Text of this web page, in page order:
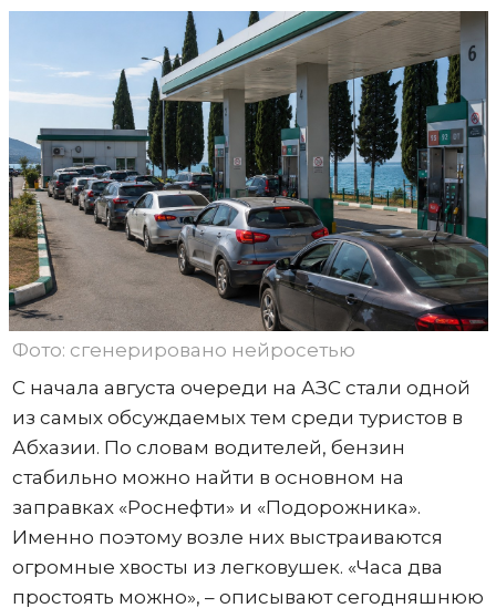
Фото: сгенерировано нейросетью
С начала августа очереди на АЗС стали одной
из самых обсуждаемых тем среди туристов в
Абхазии. По словам водителей, бензин
стабильно можно найти в основном на
заправках «Роснефти» и «Подорожника».
Именно поэтому возле них выстраиваются
огромные хвосты из легковушек. «Часа два
простоять можно», – описывают сегодняшнюю